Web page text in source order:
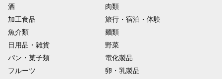
酒
肉類
加工食品
旅行・宿泊・体験
魚介類
麺類
日用品・雑貨
野菜
パン・菓子類
電化製品
フルーツ
卵・乳製品